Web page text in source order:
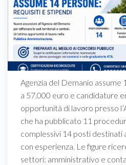
Agenzia del Demanio assume
a 57.000 euro e candidature
opportunità di lavoro presso
che ha pubblicato 11
complessivi 14 posti destinati
con esperienza. Le figure
settori: amministrativo e